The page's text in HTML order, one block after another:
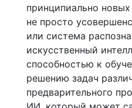
принципиально
не просто
или система
искусственный
способностью к
решению задач
предварительного